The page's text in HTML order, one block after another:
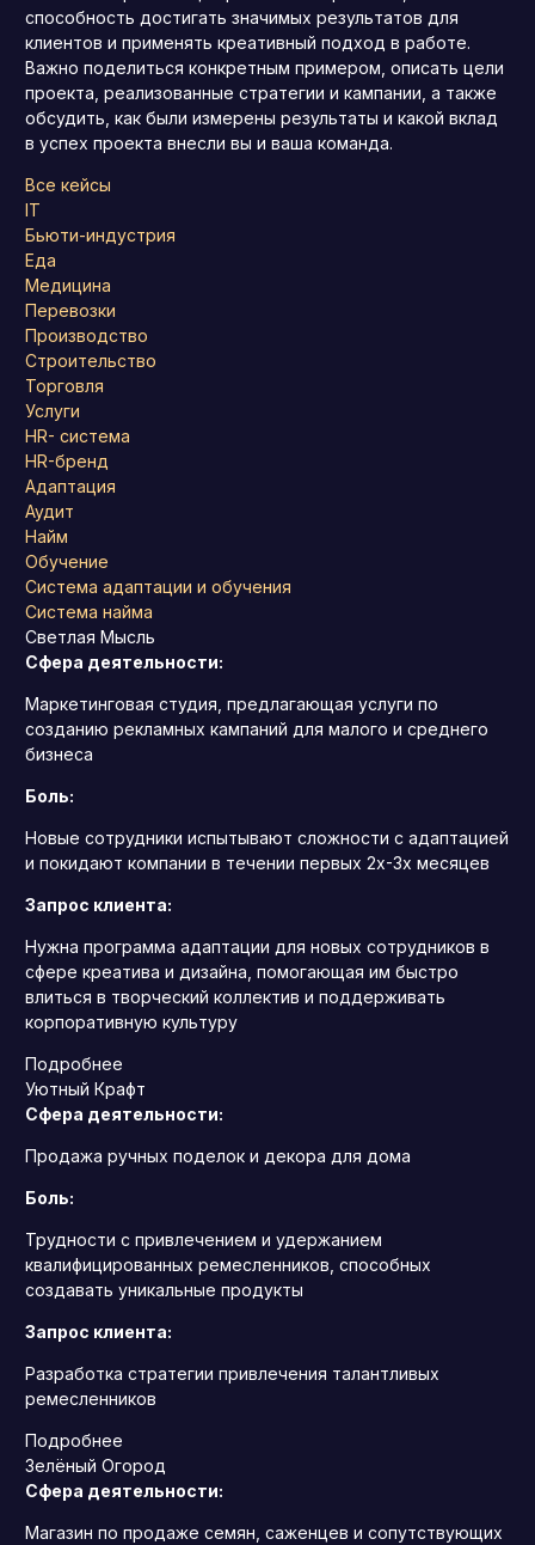
способность достигать значимых результатов для
клиентов и применять креативный подход в работе.
Важно поделиться конкретным примером, описать цели
проекта, реализованные стратегии и кампании, а также
обсудить, как были измерены результаты и какой вклад
в успех проекта внесли вы и ваша команда.
Все кейсы
IT
Бьюти-индустрия
Еда
Медицина
Перевозки
Производство
Строительство
Торговля
Услуги
HR- система
HR-бренд
Адаптация
Аудит
Найм
Обучение
Система адаптации и обучения
Система найма
Светлая Мысль
Сфера деятельности:
Маркетинговая студия, предлагающая услуги по
созданию рекламных кампаний для малого и среднего
бизнеса
Боль:
Новые сотрудники испытывают сложности с адаптацией
и покидают компании в течении первых 2х-3х месяцев
Запрос клиента:
Нужна программа адаптации для новых сотрудников в
сфере креатива и дизайна, помогающая им быстро
влиться в творческий коллектив и поддерживать
корпоративную культуру
Подробнее
Уютный Крафт
Сфера деятельности:
Продажа ручных поделок и декора для дома
Боль:
Трудности с привлечением и удержанием
квалифицированных ремесленников, способных
создавать уникальные продукты
Запрос клиента:
Разработка стратегии привлечения талантливых
ремесленников
Подробнее
Зелёный Огород
Сфера деятельности:
Магазин по продаже семян, саженцев и сопутствующих